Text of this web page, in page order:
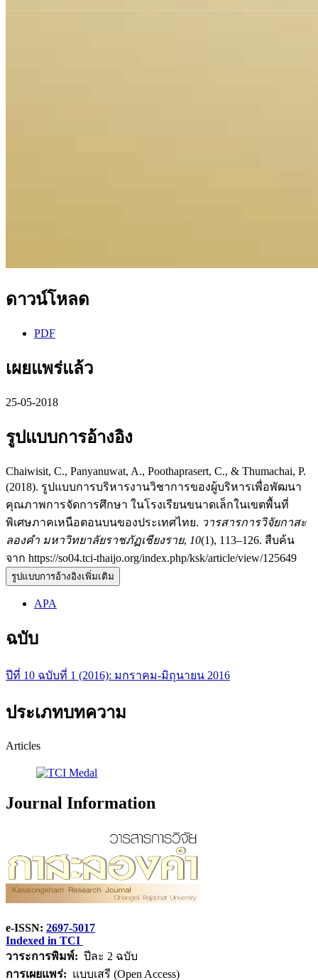
ดาวน์โหลด
PDF
เผยแพร่แล้ว
25-05-2018
รูปแบบการอ้างอิง
Chaiwisit, C., Panyanuwat, A., Poothaprasert, C., & Thumachai, P.
(2018). รูปแบบการบริหารงานวิชาการของผู้บริหารเพื่อพัฒนา
คุณภาพการจัดการศึกษา ในโรงเรียนขนาดเล็กในเขตพื้นที่
พิเศษภาคเหนือตอนบนของประเทศไทย. วารสารการวิจัยกาสะ
ลองคำ มหาวิทยาลัยราชภัฏเชียงราย, 10(1), 113–126. สืบค้น
จาก https://so04.tci-thaijo.org/index.php/ksk/article/view/125649
รูปแบบการอ้างอิงเพิ่มเติม
APA
ฉบับ
ปีที่ 10 ฉบับที่ 1 (2016): มกราคม-มิถุนายน 2016
ประเภทบทความ
Articles
Journal Information
e-ISSN: 2697-5017
Indexed in TCI
วาระการพิมพ์: ปีละ 2 ฉบับ
การเผยแพร่: แบบเสรี (Open Access)